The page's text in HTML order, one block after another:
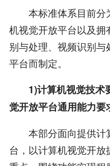
本标准体系目前分
机视觉开放平台以及
别与处理、视频识别
平台而制定。
1)计算机视觉技术
觉开放平台通用能力要
本部分面向提供计
台，以计算机视觉开